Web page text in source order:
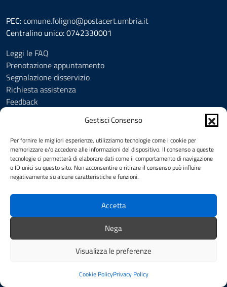
Gestisci Consenso
Per fornire le migliori esperienze, utilizziamo tecnologie come i cookie per
memorizzare e/o accedere alle informazioni del dispositivo. Il consenso a queste
tecnologie ci permetterà di elaborare dati come il comportamento di navigazione
o ID unici su questo sito. Non acconsentire o ritirare il consenso può influire
negativamente su alcune caratteristiche e funzioni.
Accetta
Nega
Visualizza le preferenze
Cookie PolicyPrivacy Policy
PEC:comune.foligno@postacert.umbria.it
Centralino unico: 0742330001
Leggi le FAQ
Prenotazione appuntamento
Segnalazione disservizio
Richiesta assistenza
Feedback
Informativa privacy
Cookie Policy (UE)
Social Media Policy
Note legali
SEGUICI SU
Facebook YouTube
Redazione Mappa del sito